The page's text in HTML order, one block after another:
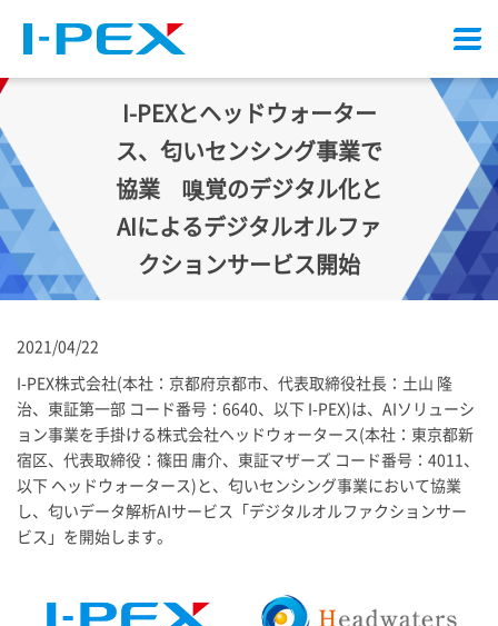
ニ
ュ
I-PEXとヘッドウォーター
ス、匂いセンシング事業で
協業 嗅覚のデジタル化と
AIによるデジタルオルファ
クションサービス開始
2021/04/22
I-PEX株式会社(本社：京都府京都市、代表取締役社長：土山 隆
治、東証第一部 コード番号：6640、以下 I-PEX)は、AIソリューシ
ョン事業を手掛ける株式会社ヘッドウォータース(本社：東京都新
宿区、代表取締役：篠田 庸介、東証マザーズ コード番号：4011、
以下 ヘッドウォータース)と、匂いセンシング事業において協業
し、匂いデータ解析AIサービス「デジタルオルファクションサー
ビス」を開始します。